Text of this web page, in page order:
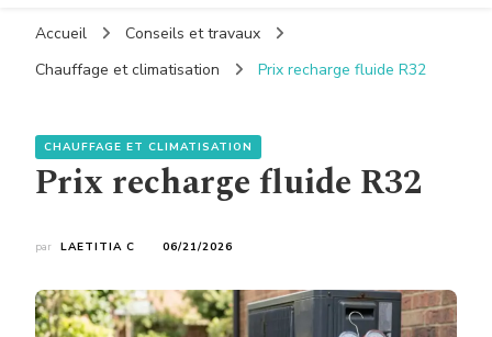
Accueil
Conseils et travaux
Chauffage et climatisation
Prix recharge fluide R32
CHAUFFAGE ET CLIMATISATION
Prix recharge fluide R32
par LAETITIA C 06/21/2026